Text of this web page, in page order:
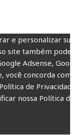
e personalizar sua
site também pode
Adsense,
você concorda com
de
nossa Política de